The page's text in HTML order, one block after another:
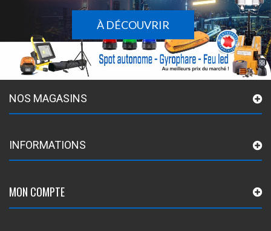
À DÉCOUVRIR
NOS MAGASINS
INFORMATIONS
MON COMPTE